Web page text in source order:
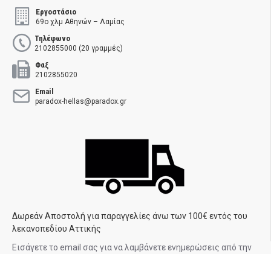
Εργοστάσιο
69ο χλμ Αθηνών – Λαμίας
Τηλέφωνο
2102855000 (20 γραμμές)
Φαξ
2102855020
Email
paradox-hellas@paradox.gr
Δωρεάν Αποστολή για παραγγελίες άνω των 100€ εντός του
λεκανοπεδίου Αττικής
Εισάγετε το email σας για να λαμβάνετε ενημερώσεις από την